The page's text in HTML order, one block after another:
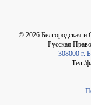
© 2026 Белгородская и
Русская
308000 г.
Тел./